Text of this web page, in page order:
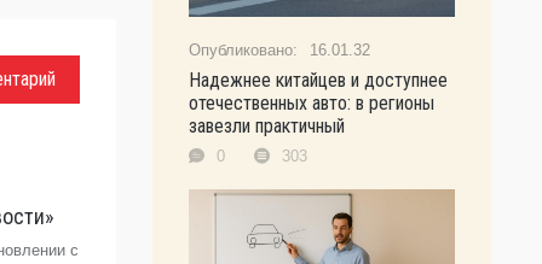
с
16.01.32
Надежнее китайцев и доступнее
отечественных авто: в регионы
завезли практичный
0 303